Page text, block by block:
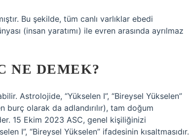
Bu şekilde, tüm canlı varlıklar ebedi
(insan yaratımı) ile evren arasında ayrılmaz
NE DEMEK?
Astrolojide, “Yükselen I”, “Bireysel Yükselen”
burç olarak da adlandırılır), tam doğum
15 Ekim 2023 ASC, genel kişiliğinizi
I”, “Bireysel Yükselen” ifadesinin kısaltmasıdır.